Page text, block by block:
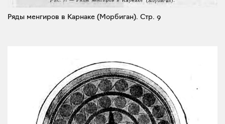
Ряды менгиров в Карнаке (Морбиган). Стр. 9